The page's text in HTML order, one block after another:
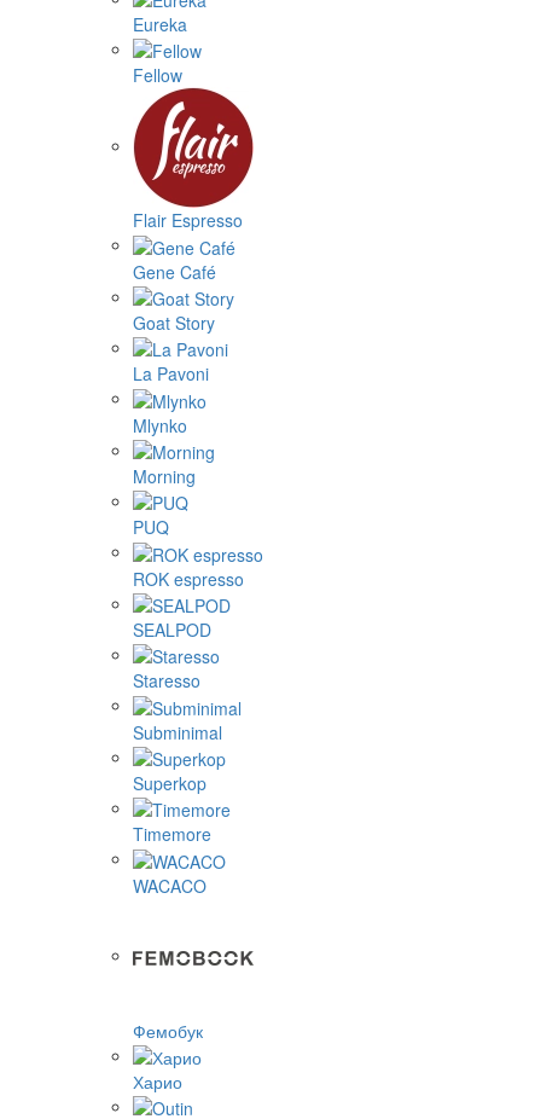
Eureka
Fellow
Flair Espresso
Gene Café
Goat Story
La Pavoni
Mlynko
Morning
PUQ
ROK espresso
SEALPOD
Staresso
Subminimal
Superkop
Timemore
WACACO
Фемобук
Харио